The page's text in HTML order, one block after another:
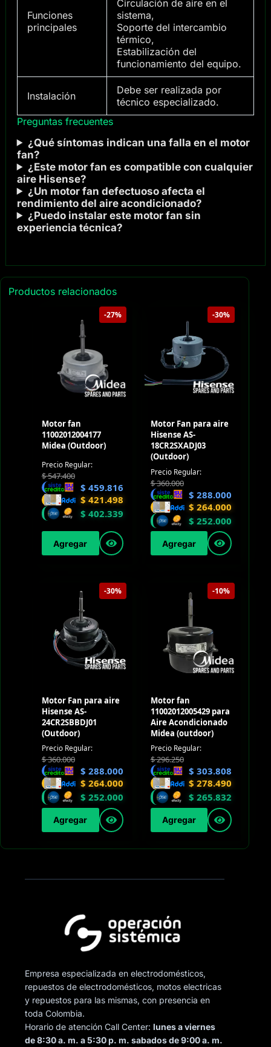
Funciones
principales
Circulación de aire en el
sistema,
Soporte del intercambio
térmico,
Estabilización del
funcionamiento del equipo.
Instalación
Debe ser realizada por
técnico especializado.
Preguntas frecuentes
¿Qué síntomas indican una falla en el motor
fan?
¿Este motor fan es compatible con cualquier
aire Hisense?
¿Un motor fan defectuoso afecta el
rendimiento del aire acondicionado?
¿Puedo instalar este motor fan sin
experiencia técnica?
Productos relacionados
-27%
Motor fan
11002012004177
Midea (Outdoor)
Precio Regular:
$547.400
$ 459.816
$ 421.498
$ 402.339
Agregar
-30%
Motor Fan para aire
Hisense AS-
18CR2SXADJ03
(Outdoor)
Precio Regular:
$360.000
$ 288.000
$ 264.000
$ 252.000
Agregar
-30%
Motor Fan para aire
Hisense AS-
24CR2SBBDJ01
(Outdoor)
Precio Regular:
$360.000
$ 288.000
$ 264.000
$ 252.000
Agregar
-10%
Motor fan
11002012005429 para
Aire Acondicionado
Midea (outdoor)
Precio Regular:
$296.250
$ 303.808
$ 278.490
$ 265.832
Agregar
Empresa especializada en electrodomésticos,
repuestos de electrodomésticos, motos electricas
y repuestos para las mismas, con presencia en
toda Colombia.
Horario de atención Call Center:lunes a viernes
de 8:30 a. m. a 5:30 p. m. sabados de 9:00 a. m.